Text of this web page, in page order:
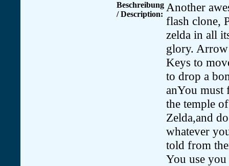
Beschreibung
/ Description:
Another
flash clone,
zelda in all
glory. Arrow
Keys to
to drop a
anYou must
the temple of
Zelda,and do
whatever
told from
You use